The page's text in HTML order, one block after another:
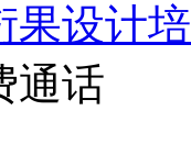
果设计
通话